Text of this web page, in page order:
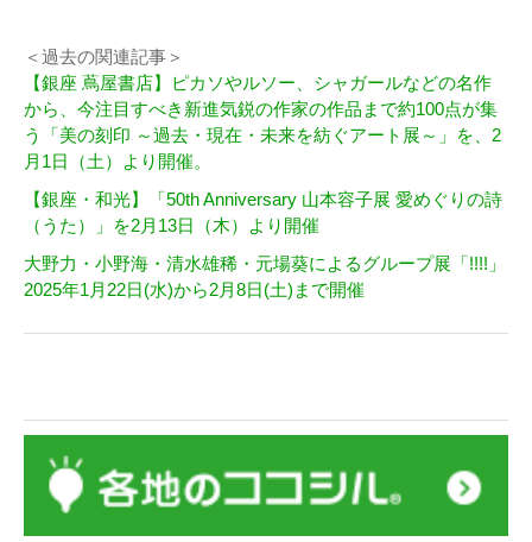
＜過去の関連記事＞
【銀座 蔦屋書店】ピカソやルソー、シャガールなどの名作
から、今注目すべき新進気鋭の作家の作品まで約100点が集
う「美の刻印 ～過去・現在・未来を紡ぐアート展～」を、2
月1日（土）より開催。
【銀座・和光】「50th Anniversary 山本容子展 愛めぐりの詩
（うた）」を2月13日（木）より開催
大野力・小野海・清水雄稀・元場葵によるグループ展「!!!!」
2025年1月22日(水)から2月8日(土)まで開催